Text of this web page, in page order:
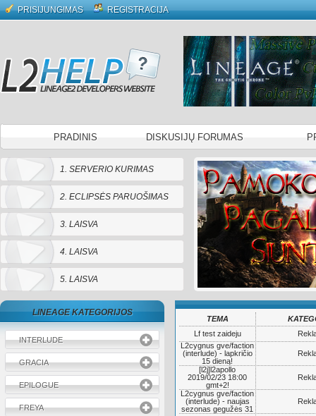
PRISIJUNGIMAS REGISTRACIJA
PRADINIS DISKUSIJŲ FORUMAS
1. SERVERIO KURIMAS
2. ECLIPSĖS PARUOŠIMAS
3. LAISVA
4. LAISVA
5. LAISVA
LINEAGE KATEGORIJOS
INTERLUDE
GRACIA
EPILOGUE
FREYA
TEMA
Lf test zaideju
L2cygnus gve/faction
(interlude) - lapkričio
15 dieną!
[l2j]l2apollo
2019/02/23 18:00
gmt+2!
L2cygnus gve/faction
(interlude) - naujas
sezonas gegužės 31